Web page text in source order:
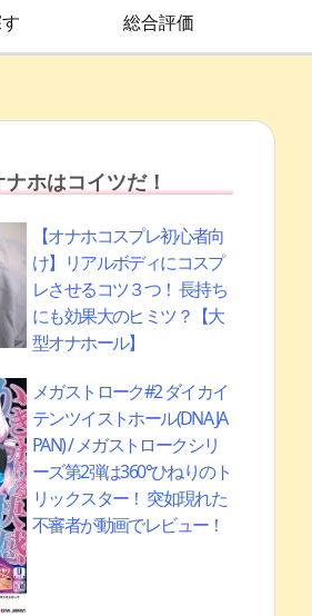
総合評価
ホはコイツだ！
【オナホコスプレ初心者向
け】リアルボディにコスプ
レさせるコツ３つ！ 長持ち
にも効果大のヒミツ？【大
型オナホール】
メガストローク#2 ダイカイ
テンツイストホール(DNA JA
PAN) / メガストロークシリ
ーズ第2弾は360°ひねりのト
リックスター！ 突如現れた
不審者が動画でレビュー！